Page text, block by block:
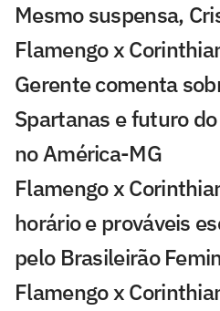
Mesmo suspensa,
Flamengo x
Gerente comenta
Spartanas e futuro
no América-MG
Flamengo x
horário e prováveis
pelo Brasileirão
Flamengo x